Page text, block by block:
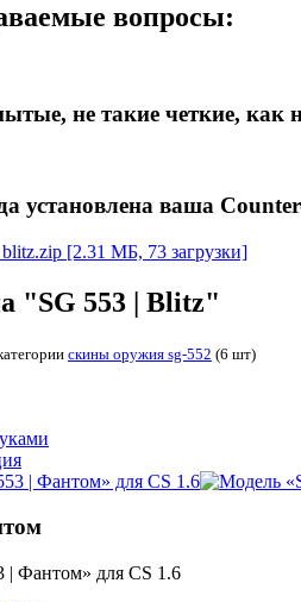
вопросы:
не такие четкие, как
установлена ваша
[2.31 МБ, 73 загрузки]
"SG 553 | Blitz"
скины оружия sg-552 (6 шт)
| Фантом» для CS 1.6